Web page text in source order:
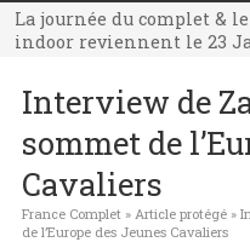
La journée du complet &
indoor reviennent le 23
indoor reviennent le 23
Interview de
sommet de
Cavaliers
France Complet» Article protégé»
de l’Europe des Jeunes Cavaliers